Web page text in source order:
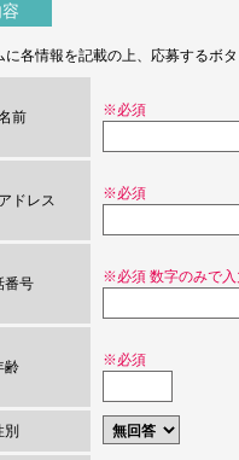
に各情報を記載の上、応募するボタ
前 ※必須
ドレス ※必須
番号 ※必須 数字のみで
齢 ※必須
別